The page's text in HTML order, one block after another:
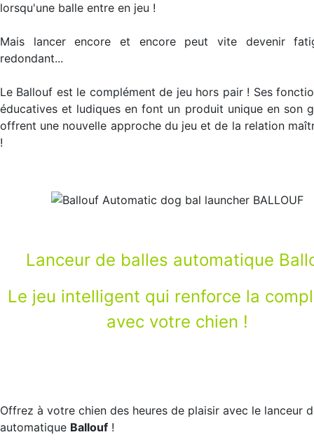
lorsqu'une balle entre en jeu !
Mais lancer encore et encore peut vite devenir
redondant...
Le Ballouf est le complément de jeu hors pair ! Ses
éducatives et ludiques en font un produit unique en son
offrent une nouvelle approche du jeu et de la relation
!
Lanceur de balles automatique
Le jeu intelligent qui renforce la
avec votre chien !
Offrez à votre chien des heures de plaisir avec le lanceur
automatique Ballouf !